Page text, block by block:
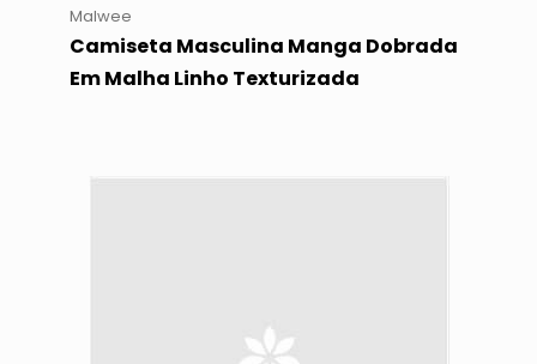
Malwee
Camiseta Masculina Manga Dobrada
Em Malha Linho Texturizada